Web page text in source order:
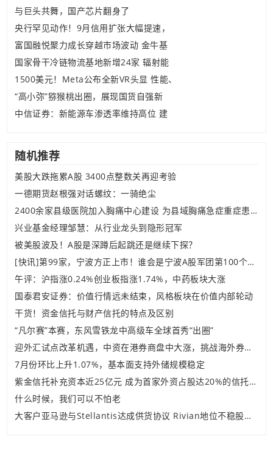
与巨头共舞，国产芯片翻身了
央行罕见动作！9月信用扩张大幅提速，
富国融悦聚力成长穿越市场波动 金牛基
国家骨干冷链物流基地新增24家 辐射能
1500美元！Meta公布全新VR头显 性能、
“高小弥”猕猴桃出圈，展现国货自强新
中信证券：新能源车渗透率维持高位 建
随机推荐
美股大跌拖累A股 3400点整数关再迎考验
一德期货赵根强对话螺纹：一骑绝尘
2400余家县级医院加入胸痛中心建设 为县域胸痛急症重症患者打通快速救治绿色通道
兴业基金经理邹慧：从行业龙头到隐形冠军
被美股波及！A股是深蹲后起跳还是继续下探？
[快讯]第99家，宁波方正上市！谁会是宁波A股军团第100个成员？
午评：沪指涨0.24%创业板指涨1.74%，中药板块大涨
国泰君安证券：价值行情远未结束，风格板块在价值内部轮动
干货！资金信托与财产信托的特点及区别
“凡尔赛”本赛，东风雪铁龙中高级车全球首秀“出圈”
迎外汇试点改革机遇，中资在港券商盘中大涨，挑战海外券商新势力？
7月份环比上升1.07%，基本面支持外储规模稳定
紫金信托补充资本近25亿元 成为首家外资占股达20%的信托公司
什么时候，我们可以不怕老
大客户亚马逊与Stellantis达成供货协议 Rivian地位不稳股价重挫